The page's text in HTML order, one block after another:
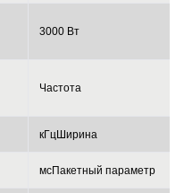
3000 Вт
Частота
кГцШирина
мсПакетный параметр